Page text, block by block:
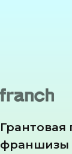
Грантовая
франшизы